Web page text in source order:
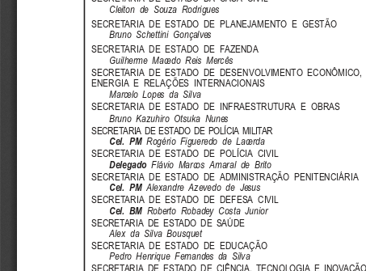
Cleiton  de  Souza  Rodrigues
SECRETARIA DE ESTADO DE PLANEJAMENTO E GESTÃO
Bruno  Schettini  Gonçalves
SECRETARIA DE ESTADO DE FAZENDA
Guilherme  Macedo  Reis  Mercês
SECRETARIA DE ESTADO DE DESENVOLVIMENTO ECONÔMICO,
ENERGIA E RELAÇÕES INTERNACIONAIS
Marcelo  Lopes  da  Silva
SECRETARIA DE ESTADO DE INFRAESTRUTURA E OBRAS
Bruno  Kazuhiro  Otsuka  Nunes
SECRETARIA DE ESTADO DE POLÍCIA MILITAR
Cel.  PM Rogério  Figueredo  de  Lacerda
SECRETARIA DE ESTADO DE POLÍCIA CIVIL
Delegado Flávio  Marcos  Amaral  de  Brito
SECRETARIA DE ESTADO DE ADMINISTRAÇÃO PENITENCIÁRIA
Cel.  PM Alexandre  Azevedo  de  Jesus
SECRETARIA DE ESTADO DE DEFESA CIVIL
Cel.  BM Roberto  Robadey  Costa  Junior
SECRETARIA DE ESTADO DE SAÚDE
Alex  da  Silva  Bousquet
SECRETARIA DE ESTADO DE EDUCAÇÃO
Pedro  Henrique  Fernandes  da  Silva